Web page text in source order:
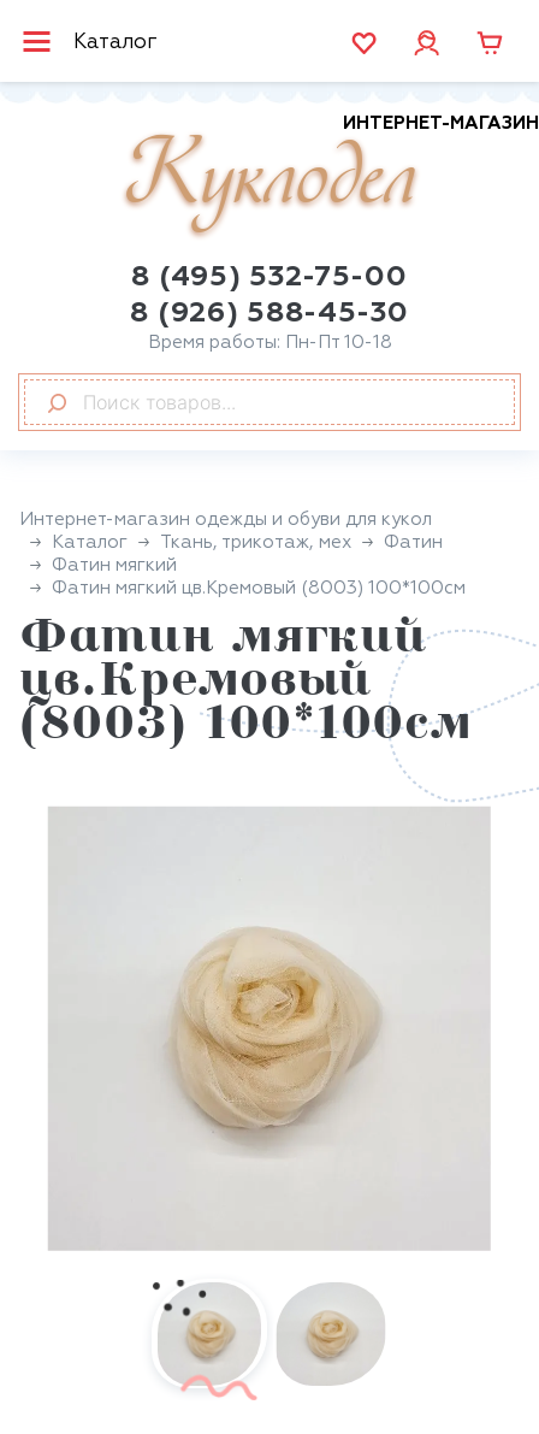
Каталог
ИНТЕРНЕТ-МАГАЗИН
Куклодел
8 (495) 532-75-00
8 (926) 588-45-30
Время работы: Пн-Пт 10-18
Интернет-магазин одежды и обуви для кукол
Каталог
Ткань, трикотаж, мех
Фатин
Фатин мягкий
Фатин мягкий цв.Кремовый (8003) 100*100см
Фатин мягкий
цв.Кремовый
(8003) 100*100см